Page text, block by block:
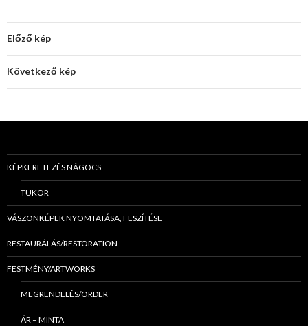
Előző kép
Következő kép
KÉPKERETEZÉS NÁGOCS
TÜKÖR
VÁSZONKÉPEK NYOMTATÁSA, FESZÍTÉSE
RESTAURÁLÁS/RESTORATION
FESTMÉNY/ARTWORKS
MEGRENDELÉS/ORDER
ÁR – MINTA